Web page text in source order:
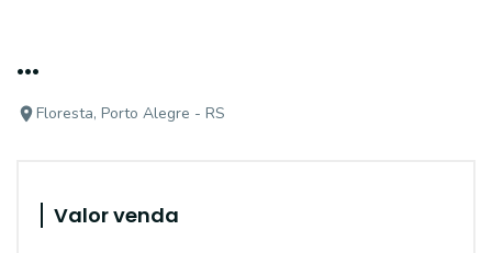
...
Floresta, Porto Alegre - RS
Valor venda